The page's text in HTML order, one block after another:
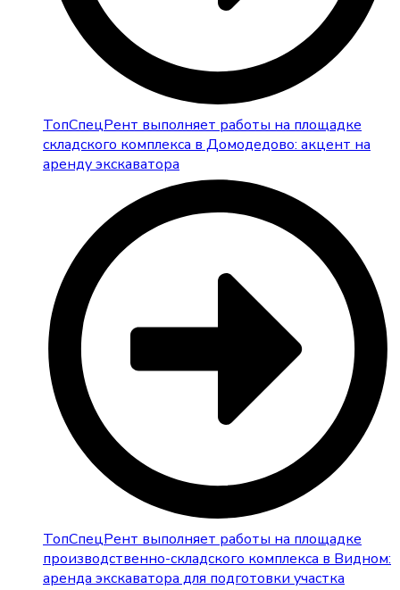
ТопСпецРент выполняет работы на площадке
складского комплекса в Домодедово: акцент на
аренду экскаватора
ТопСпецРент выполняет работы на площадке
производственно-складского комплекса в Видном:
аренда экскаватора для подготовки участка